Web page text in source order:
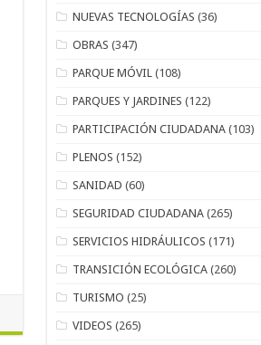
NUEVAS TECNOLOGÍAS (36)
OBRAS (347)
PARQUE MÓVIL (108)
PARQUES Y JARDINES (122)
PARTICIPACIÓN CIUDADANA (103)
PLENOS (152)
SANIDAD (60)
SEGURIDAD CIUDADANA (265)
SERVICIOS HIDRÁULICOS (171)
TRANSICIÓN ECOLÓGICA (260)
TURISMO (25)
VIDEOS (265)